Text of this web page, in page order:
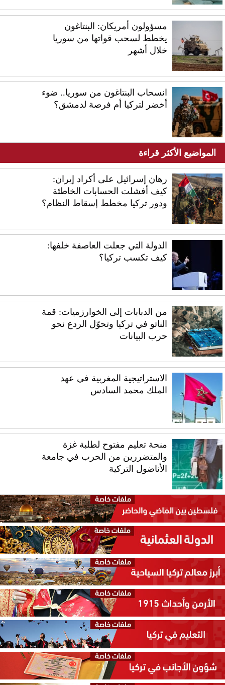
مسؤولون أمريكان: البنتاغون
يخطط لسحب قواتها من سوريا
خلال أشهر
انسحاب البنتاغون من سوريا.. ضوء
أخضر لتركيا أم فرصة لدمشق؟
المواضيع الأكثر قراءة
رهان إسرائيل على أكراد إيران:
كيف أفشلت الحسابات الخاطئة
ودور تركيا مخطط إسقاط النظام؟
الدولة التي جعلت العاصفة خلفها:
كيف تكسب تركيا؟
من الدبابات إلى الخوارزميات: قمة
الناتو في تركيا وتحوّل الردع نحو
حرب البيانات
الاستراتيجية المغربية في عهد
الملك محمد السادس
منحة تعليم مفتوح لطلبة غزة
والمتضررين من الحرب في جامعة
الأناضول التركية